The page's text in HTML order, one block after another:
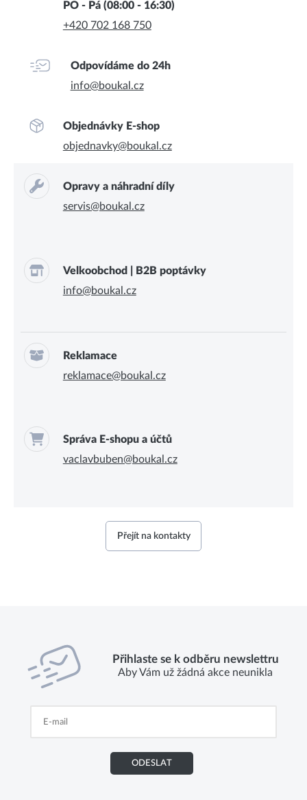
PO - Pá (08:00 - 16:30)
+420 702 168 750
Odpovídáme do 24h
info@boukal.cz
Objednávky E-shop
objednavky@boukal.cz
Opravy a náhradní díly
servis@boukal.cz
Velkoobchod | B2B poptávky
info@boukal.cz
Reklamace
reklamace@boukal.cz
Správa E-shopu a účtů
vaclavbuben@boukal.cz
Přejít na kontakty
Přihlaste se k odběru newslettru
Aby Vám už žádná akce neunikla
ODESLAT